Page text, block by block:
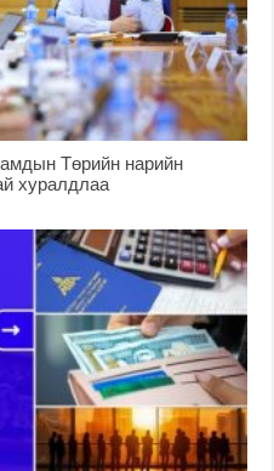
Төрийн нарийн
хуралдлаа